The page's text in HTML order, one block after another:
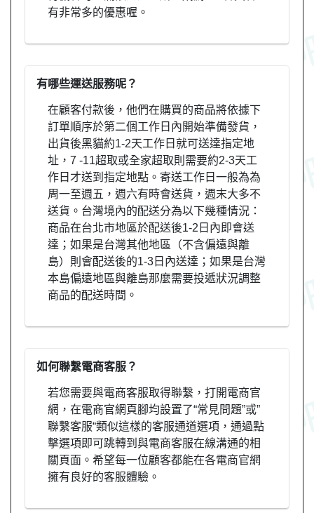
有非常多的優惠喔。
有哪些運送服務呢？
在顧客付款後，他們在購買的商品將依據下
訂單順序於第二個工作日內開始準備發貨，
出貨後黑貓約1-2天工作日就可送達指定地
址，7 -11超取或全家超取則需要約2-3天工
作日才送到指定地點。寄送工作日一般為為
周一至週五，週六有時會送貨，週末大多不
送貨。台灣境內的配送分為以下幾種情況：
商品在台北市地區於配送後1-2日內即會送
達；如果是台灣其他地區（不含偏遠與離
島）則會配送後的1-3日內送達；如果是台灣
本島偏遠地區與離島那麼需要投遞狀況調整
商品的配送時間。
如何聯繫電商客服？
若您需要與電商客服取得聯繫，打開電商官
網，在電商官網頁腳均設置了“常見問題”或”
聯繫客服“類似這樣的客服通道選項，通過點
擊選項即可跳轉到與電商客服在線溝通的相
關頁面。希望每一位顧客都能在各電商官網
擁有良好的客服體驗。